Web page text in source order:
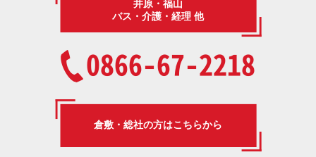
井原・福山
バス・介護・経理 他
0866-67-2218
倉敷・総社の方はこちらから